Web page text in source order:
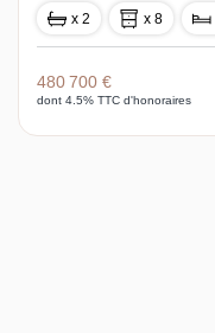
x 2 x 8
480 700 €
dont 4.5% TTC d'honoraires